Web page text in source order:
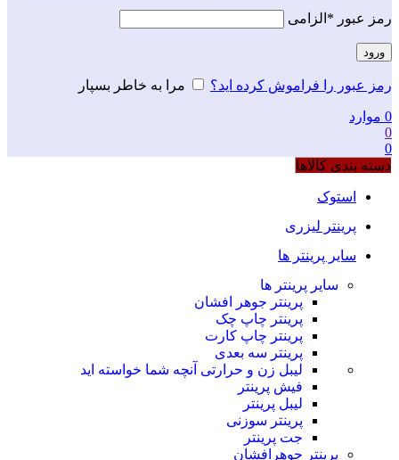
رمز عبور * الزامی
ورود
رمز عبور را فراموش کرده اید؟ مرا به خاطر بسپار
0 موارد
0
0
دسته بندی کالاها
استوک
پرینتر لیزری
سایر پرینتر ها
سایر پرینتر ها
پرینتر جوهر افشان
پرینتر چاپ چک
پرینتر چاپ کارت
پرینتر سه بعدی
لیبل زن و حرارتی آنچه شما خواسته اید
فیش پرینتر
لیبل پرینتر
پرینتر سوزنی
جت پرینتر
پرینتر جوهرافشان